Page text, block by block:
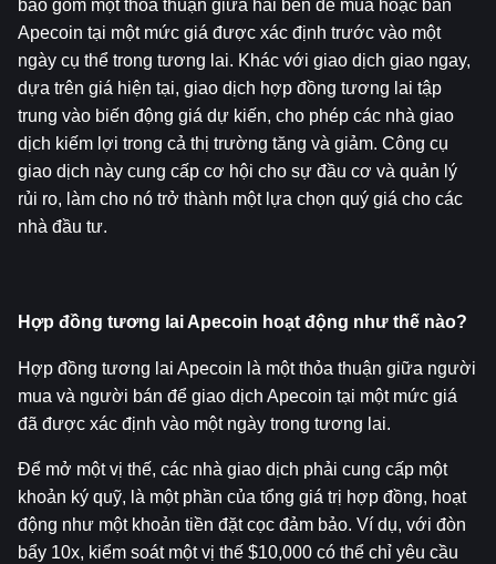
bao gồm một thỏa thuận giữa hai bên để mua hoặc bán
Apecoin tại một mức giá được xác định trước vào một
ngày cụ thể trong tương lai. Khác với giao dịch giao ngay,
dựa trên giá hiện tại, giao dịch hợp đồng tương lai tập
trung vào biến động giá dự kiến, cho phép các nhà giao
dịch kiếm lợi trong cả thị trường tăng và giảm. Công cụ
giao dịch này cung cấp cơ hội cho sự đầu cơ và quản lý
rủi ro, làm cho nó trở thành một lựa chọn quý giá cho các
nhà đầu tư.
Hợp đồng tương lai Apecoin hoạt động như thế nào?
Hợp đồng tương lai Apecoin là một thỏa thuận giữa người
mua và người bán để giao dịch Apecoin tại một mức giá
đã được xác định vào một ngày trong tương lai.
Để mở một vị thế, các nhà giao dịch phải cung cấp một
khoản ký quỹ, là một phần của tổng giá trị hợp đồng, hoạt
động như một khoản tiền đặt cọc đảm bảo. Ví dụ, với đòn
bẩy 10x, kiểm soát một vị thế $10,000 có thể chỉ yêu cầu